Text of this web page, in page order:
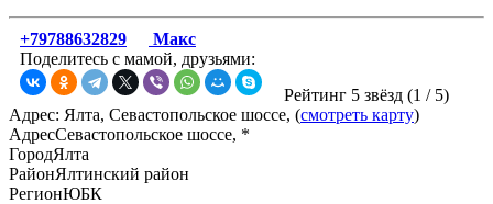
+79788632829
Макс
Поделитесь с мамой, друзьями:
Рейтинг 5 звёзд (1 / 5)
Адрес: Ялта, Севастопольское шоссе, (смотреть карту)
АдресСевастопольское шоссе, *
ГородЯлта
РайонЯлтинский район
РегионЮБК